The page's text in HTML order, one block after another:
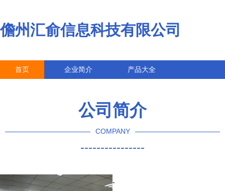
儋州汇俞信息科技有限公司
首页 企业简介 产品大全
公司简介
COMPANY
----------------
-